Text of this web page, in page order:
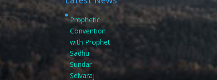
Prophetic
Convention
with Prophet
Sadhu
Sundar
Selvaraj